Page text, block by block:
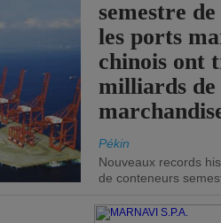
semestre
les ports
chinois ont
milliards de
Pékin
Nouveaux records
de conteneurs